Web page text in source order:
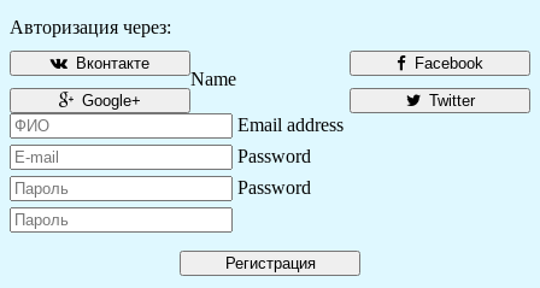
Авторизация через:
Facebook
Вконтакте
Twitter
Google+
Name
Email address
Password
Password
Регистрация